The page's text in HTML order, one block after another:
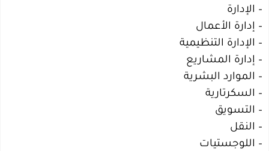
– الإدارة
– إدارة الأعمال
– الإدارة التنظيمية
– إدارة المشاريع
– الموارد البشرية
– السكرتارية
– التسويق
– النقل
– اللوجستيات